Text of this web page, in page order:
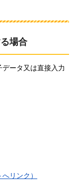
場合
ータ又は直接入力
リンク）